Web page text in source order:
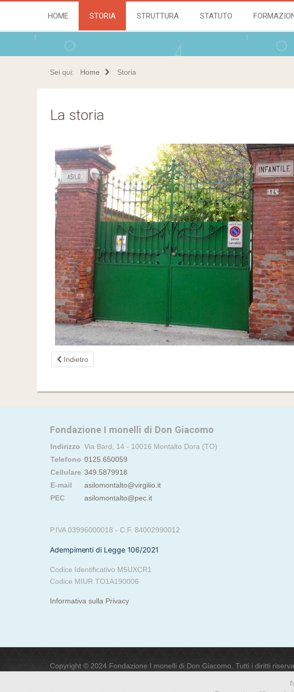
HOME STORIA STRUTTURA STATUTO
Sei qui: Home Storia
La storia
Indietro
Fondazione I monelli di Don Giacomo
Indirizzo Via Bard, 14 - 10016 Montalto Dora (TO)
Telefono 0125.650059
Cellulare 349.5879918
E-mail
asilomontalto@virgilio.it
PEC
asilomontalto@pec.it
P.IVA 03996000018 - C.F. 84002990012
Adempimenti di Legge 106/2021
Codice Identificativo M5UXCR1
Codice MIUR TO1A190006
Informativa sulla Privacy
Copyright © 2024 Fondazione I monelli di Don Giacomo. Tutti i diritti